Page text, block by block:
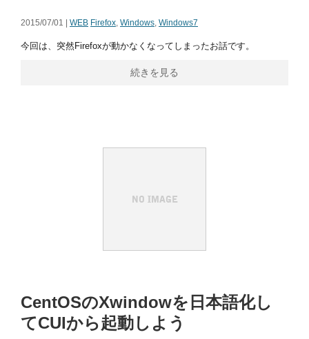
2015/07/01 | WEB Firefox, Windows, Windows7
今回は、突然Firefoxが動かなくなってしまったお話です。
続きを見る
CentOSのXwindowを日本語化し
てCUIから起動しよう